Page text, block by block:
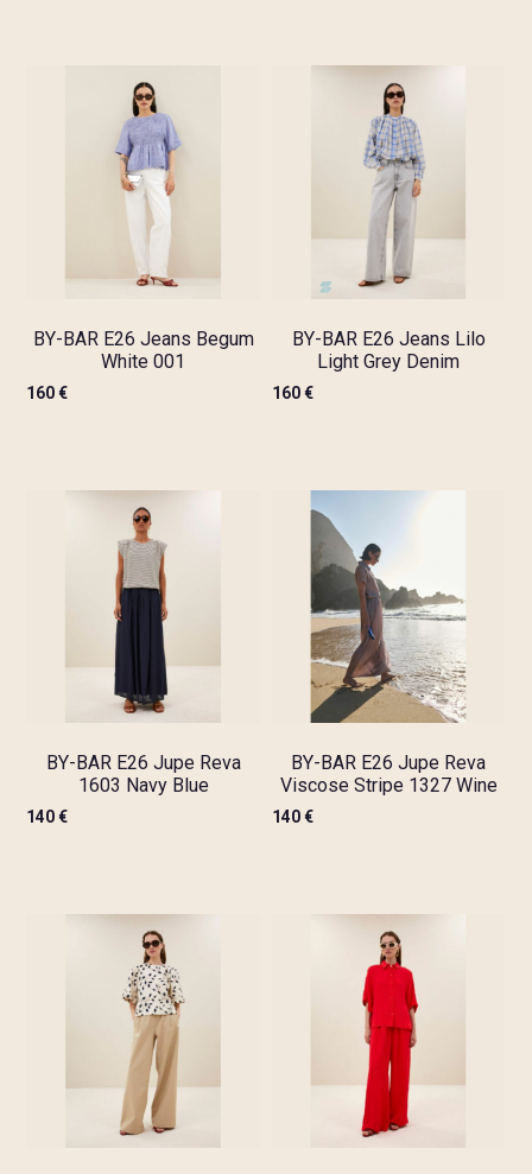
BY-BAR E26 Jeans Begum
White 001
160€
BY-BAR E26 Jeans Lilo
Light Grey Denim
160€
BY-BAR E26 Jupe Reva
1603 Navy Blue
140€
BY-BAR E26 Jupe Reva
Viscose Stripe 1327 Wine
140€